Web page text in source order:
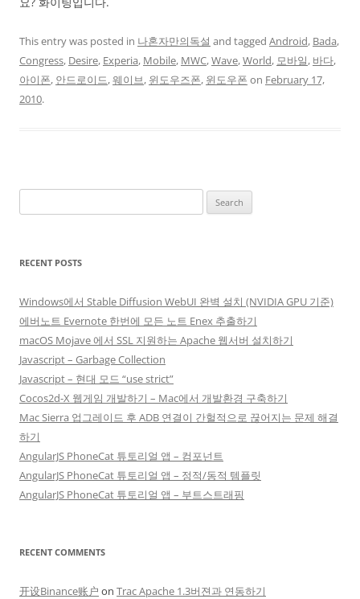
This entry was posted in 나혼자만의독설 and tagged Android, Bada,
Congress, Desire, Experia, Mobile, MWC,Wave,World, 모바일, 바다,
아이폰, 안드로이드,웨이브, 윈도우즈폰, 윈도우폰 on February 17,
2010.
for:
RECENT POSTS
Windows에서 Stable Diffusion WebUI 완벽 설치 (NVIDIA GPU 기준)
에버노트 Evernote 한번에 모든 노트 Enex 추출하기
macOS Mojave 에서 SSL 지원하는 Apache 웹서버 설치하기
Javascript – Garbage Collection
Javascript – 현대 모드 “use strict”
Cocos2d-X 웹게임 개발하기 – Mac에서 개발환경 구축하기
Mac Sierra 업그레이드 후 ADB 연결이 간헐적으로 끊어지는 문제 해결
하기
AngularJS PhoneCat 튜토리얼 앱 – 컴포넌트
AngularJS PhoneCat 튜토리얼 앱 – 정적/동적 템플릿
AngularJS PhoneCat 튜토리얼 앱 – 부트스트래핑
RECENT COMMENTS
开设Binance账户 on Trac Apache 1.3버젼과 연동하기